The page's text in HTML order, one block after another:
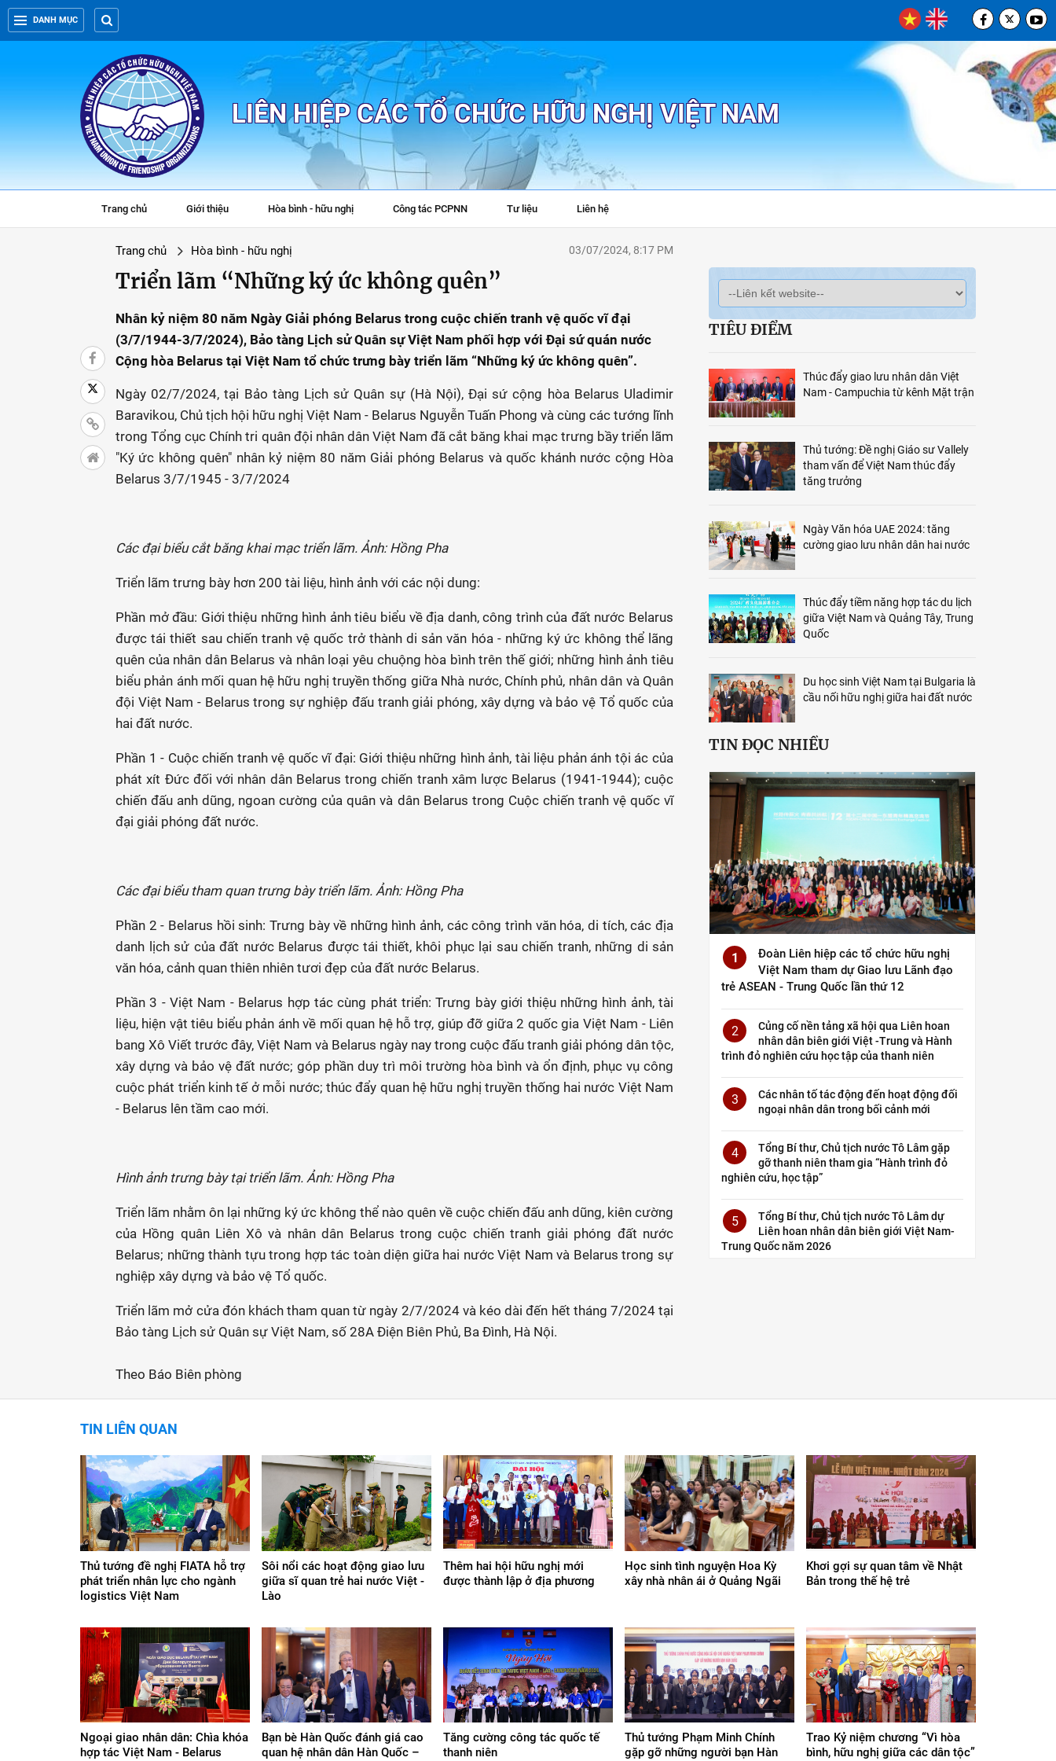
DANH MỤC
LIÊN HIỆP CÁC TỔ CHỨC HỮU NGHỊ VIỆT NAM
Trang chủ Giới thiệu Hòa bình - hữu nghị Công tác PCPNN Tư liệu Liên hệ
Trang chủ Hòa bình - hữu nghị 03/07/2024, 8:17 PM
Triển lãm “Những ký ức không quên”
Nhân kỷ niệm 80 năm Ngày Giải phóng Belarus trong cuộc chiến tranh vệ quốc vĩ đại
(3/7/1944-3/7/2024), Bảo tàng Lịch sử Quân sự Việt Nam phối hợp với Đại sứ quán nước
Cộng hòa Belarus tại Việt Nam tổ chức trưng bày triển lãm “Những ký ức không quên”.
Ngày 02/7/2024, tại Bảo tàng Lịch sử Quân sự (Hà Nội), Đại sứ cộng hòa Belarus Uladimir
Baravikou, Chủ tịch hội hữu nghị Việt Nam - Belarus Nguyễn Tuấn Phong và cùng các tướng lĩnh
trong Tổng cục Chính tri quân đội nhân dân Việt Nam đã cắt băng khai mạc trưng bầy triển lãm
"Ký ức không quên" nhân kỷ niệm 80 năm Giải phóng Belarus và quốc khánh nước cộng Hòa
Belarus 3/7/1945 - 3/7/2024
Các đại biểu cắt băng khai mạc triển lãm. Ảnh: Hồng Pha
Triển lãm trưng bày hơn 200 tài liệu, hình ảnh với các nội dung:
Phần mở đầu: Giới thiệu những hình ảnh tiêu biểu về địa danh, công trình của đất nước Belarus
được tái thiết sau chiến tranh vệ quốc trở thành di sản văn hóa - những ký ức không thể lãng
quên của nhân dân Belarus và nhân loại yêu chuộng hòa bình trên thế giới; những hình ảnh tiêu
biểu phản ánh mối quan hệ hữu nghị truyền thống giữa Nhà nước, Chính phủ, nhân dân và Quân
đội Việt Nam - Belarus trong sự nghiệp đấu tranh giải phóng, xây dựng và bảo vệ Tổ quốc của
hai đất nước.
Phần 1 - Cuộc chiến tranh vệ quốc vĩ đại: Giới thiệu những hình ảnh, tài liệu phản ánh tội ác của
phát xít Đức đối với nhân dân Belarus trong chiến tranh xâm lược Belarus (1941-1944); cuộc
chiến đấu anh dũng, ngoan cường của quân và dân Belarus trong Cuộc chiến tranh vệ quốc vĩ
đại giải phóng đất nước.
Các đại biểu tham quan trưng bày triển lãm. Ảnh: Hồng Pha
Phần 2 - Belarus hồi sinh: Trưng bày về những hình ảnh, các công trình văn hóa, di tích, các địa
danh lịch sử của đất nước Belarus được tái thiết, khôi phục lại sau chiến tranh, những di sản
văn hóa, cảnh quan thiên nhiên tươi đẹp của đất nước Belarus.
Phần 3 - Việt Nam - Belarus hợp tác cùng phát triển: Trưng bày giới thiệu những hình ảnh, tài
liệu, hiện vật tiêu biểu phản ánh về mối quan hệ hỗ trợ, giúp đỡ giữa 2 quốc gia Việt Nam - Liên
bang Xô Viết trước đây, Việt Nam và Belarus ngày nay trong cuộc đấu tranh giải phóng dân tộc,
xây dựng và bảo vệ đất nước; góp phần duy trì môi trường hòa bình và ổn định, phục vụ công
cuộc phát triển kinh tế ở mỗi nước; thúc đẩy quan hệ hữu nghị truyền thống hai nước Việt Nam
- Belarus lên tầm cao mới.
Hình ảnh trưng bày tại triển lãm. Ảnh: Hồng Pha
Triển lãm nhằm ôn lại những ký ức không thể nào quên về cuộc chiến đấu anh dũng, kiên cường
của Hồng quân Liên Xô và nhân dân Belarus trong cuộc chiến tranh giải phóng đất nước
Belarus; những thành tựu trong hợp tác toàn diện giữa hai nước Việt Nam và Belarus trong sự
nghiệp xây dựng và bảo vệ Tổ quốc.
Triển lãm mở cửa đón khách tham quan từ ngày 2/7/2024 và kéo dài đến hết tháng 7/2024 tại
Bảo tàng Lịch sử Quân sự Việt Nam, số 28A Điện Biên Phủ, Ba Đình, Hà Nội.
Theo Báo Biên phòng
TIÊU ĐIỂM
Thúc đẩy giao lưu nhân dân Việt
Nam - Campuchia từ kênh Mặt trận
Thủ tướng: Đề nghị Giáo sư Vallely
tham vấn để Việt Nam thúc đẩy
tăng trưởng
Ngày Văn hóa UAE 2024: tăng
cường giao lưu nhân dân hai nước
Thúc đẩy tiềm năng hợp tác du lịch
giữa Việt Nam và Quảng Tây, Trung
Quốc
Du học sinh Việt Nam tại Bulgaria là
cầu nối hữu nghị giữa hai đất nước
TIN ĐỌC NHIỀU
1
Đoàn Liên hiệp các tổ chức hữu nghị
Việt Nam tham dự Giao lưu Lãnh đạo
trẻ ASEAN - Trung Quốc lần thứ 12
2
Củng cố nền tảng xã hội qua Liên hoan
nhân dân biên giới Việt -Trung và Hành
trình đỏ nghiên cứu học tập của thanh niên
3
Các nhân tố tác động đến hoạt động đối
ngoại nhân dân trong bối cảnh mới
4
Tổng Bí thư, Chủ tịch nước Tô Lâm gặp
gỡ thanh niên tham gia “Hành trình đỏ
nghiên cứu, học tập”
5
Tổng Bí thư, Chủ tịch nước Tô Lâm dự
Liên hoan nhân dân biên giới Việt Nam-
Trung Quốc năm 2026
TIN LIÊN QUAN
Thủ tướng đề nghị FIATA hỗ trợ
phát triển nhân lực cho ngành
logistics Việt Nam
Sôi nổi các hoạt động giao lưu
giữa sĩ quan trẻ hai nước Việt -
Lào
Thêm hai hội hữu nghị mới
được thành lập ở địa phương
Học sinh tình nguyện Hoa Kỳ
xây nhà nhân ái ở Quảng Ngãi
Khơi gợi sự quan tâm về Nhật
Bản trong thế hệ trẻ
Ngoại giao nhân dân: Chìa khóa
hợp tác Việt Nam - Belarus
Bạn bè Hàn Quốc đánh giá cao
quan hệ nhân dân Hàn Quốc –
Tăng cường công tác quốc tế
thanh niên
Thủ tướng Phạm Minh Chính
gặp gỡ những người bạn Hàn
Trao Kỷ niệm chương “Vì hòa
bình, hữu nghị giữa các dân tộc”